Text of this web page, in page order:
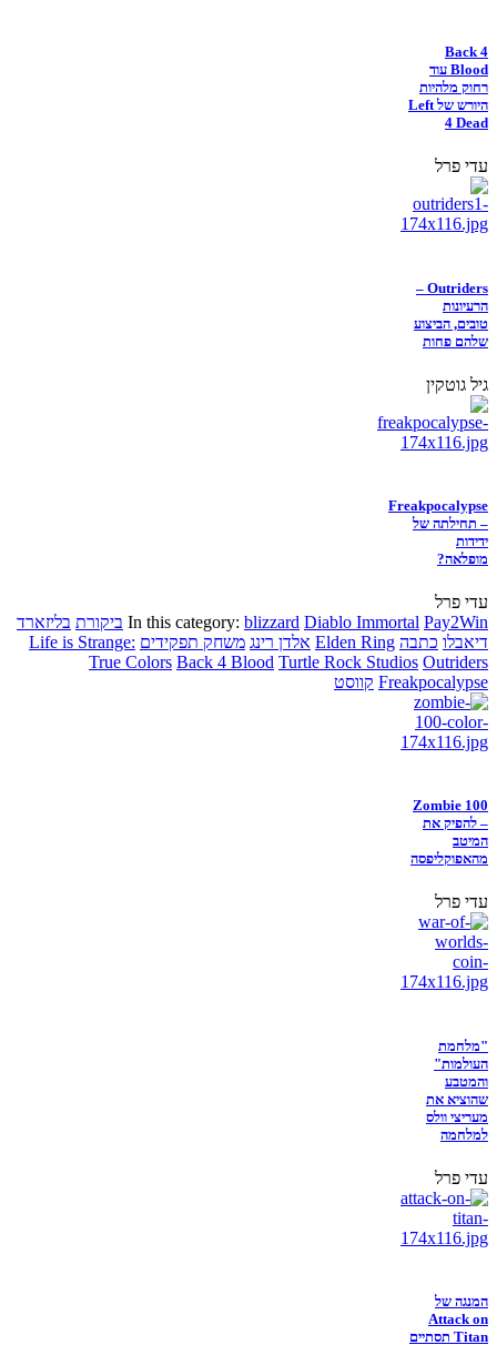
Back 4
Blood עוד
רחוק מלהיות
היורש של Left
4 Dead
עדי פרל
Outriders –
הרעיונות
טובים, הביצוע
שלהם פחות
גיל גוטקין
Freakpocalypse
– תחילתה של
ידידות
מופלאה?
עדי פרל
In this category: blizzard Diablo Immortal Pay2Win ביקורת בליזארד
דיאבלו כתבה Elden Ring אלדן רינג משחק תפקידים Life is Strange:
True Colors Back 4 Blood Turtle Rock Studios Outriders
Freakpocalypse קווסט
Zombie 100
– להפיק את
המיטב
מהאפוקליפסה
עדי פרל
"מלחמת
העולמות"
והמטבע
שהוציא את
מעריצי וולס
למלחמה
עדי פרל
המנגה של
Attack on
Titan תסתיים